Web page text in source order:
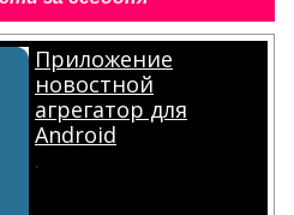
Приложение
новостной
агрегатор для
Android
.